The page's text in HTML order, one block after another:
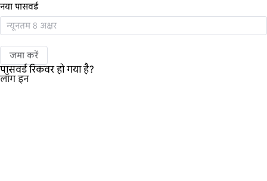
नया पासवर्ड
जमा करें
पासवर्ड रिकवर हो गया है?
लॉग इन